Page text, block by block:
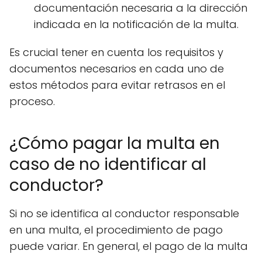
documentación necesaria a la dirección
indicada en la notificación de la multa.
Es crucial tener en cuenta los requisitos y
documentos necesarios en cada uno de
estos métodos para evitar retrasos en el
proceso.
¿Cómo pagar la multa en
caso de no identificar al
conductor?
Si no se identifica al conductor responsable
en una multa, el procedimiento de pago
puede variar. En general, el pago de la multa